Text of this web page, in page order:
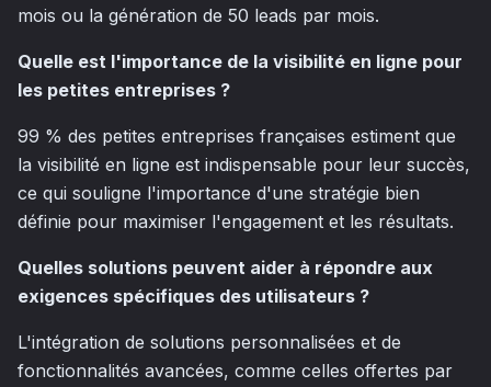
mois ou la génération de 50 leads par mois.
Quelle est l'importance de la visibilité en ligne pour
les petites entreprises ?
99 % des petites entreprises françaises estiment que
la visibilité en ligne est indispensable pour leur succès,
ce qui souligne l'importance d'une stratégie bien
définie pour maximiser l'engagement et les résultats.
Quelles solutions peuvent aider à répondre aux
exigences spécifiques des utilisateurs ?
L'intégration de solutions personnalisées et de
fonctionnalités avancées, comme celles offertes par